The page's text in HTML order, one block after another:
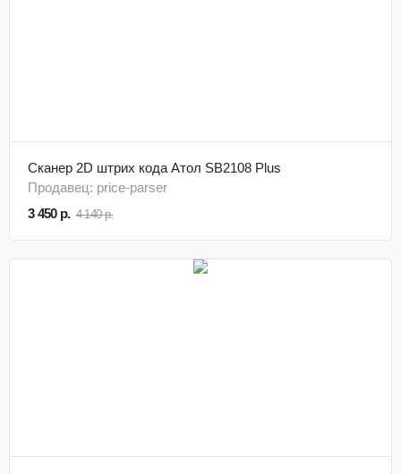
Сканер 2D штрих кода Атол SB2108 Plus
Продавец: price-parser
3 450 р. 4 140 р.